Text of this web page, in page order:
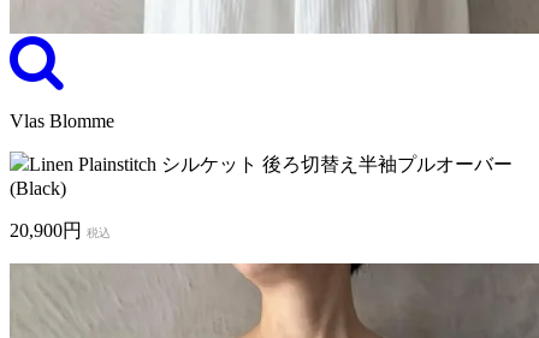
Vlas Blomme
Linen Plainstitch シルケット 後ろ切替え半袖プルオーバー
(Black)
20,900円 税込